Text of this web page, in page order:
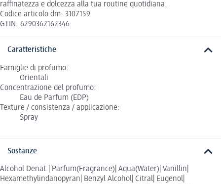
raffinatezza e dolcezza alla tua routine quotidiana.
Codice articolo dm: 3107159
GTIN: 6290362162346
Caratteristiche
Famiglie di profumo:
Orientali
Concentrazione del profumo:
Eau de Parfum (EDP)
Texture / consistenza / applicazione:
Spray
Sostanze
Alcohol Denat.| Parfum(Fragrance)| Aqua(Water)| Vanillin|
Hexamethylindanopyran| Benzyl Alcohol| Citral| Eugenol|